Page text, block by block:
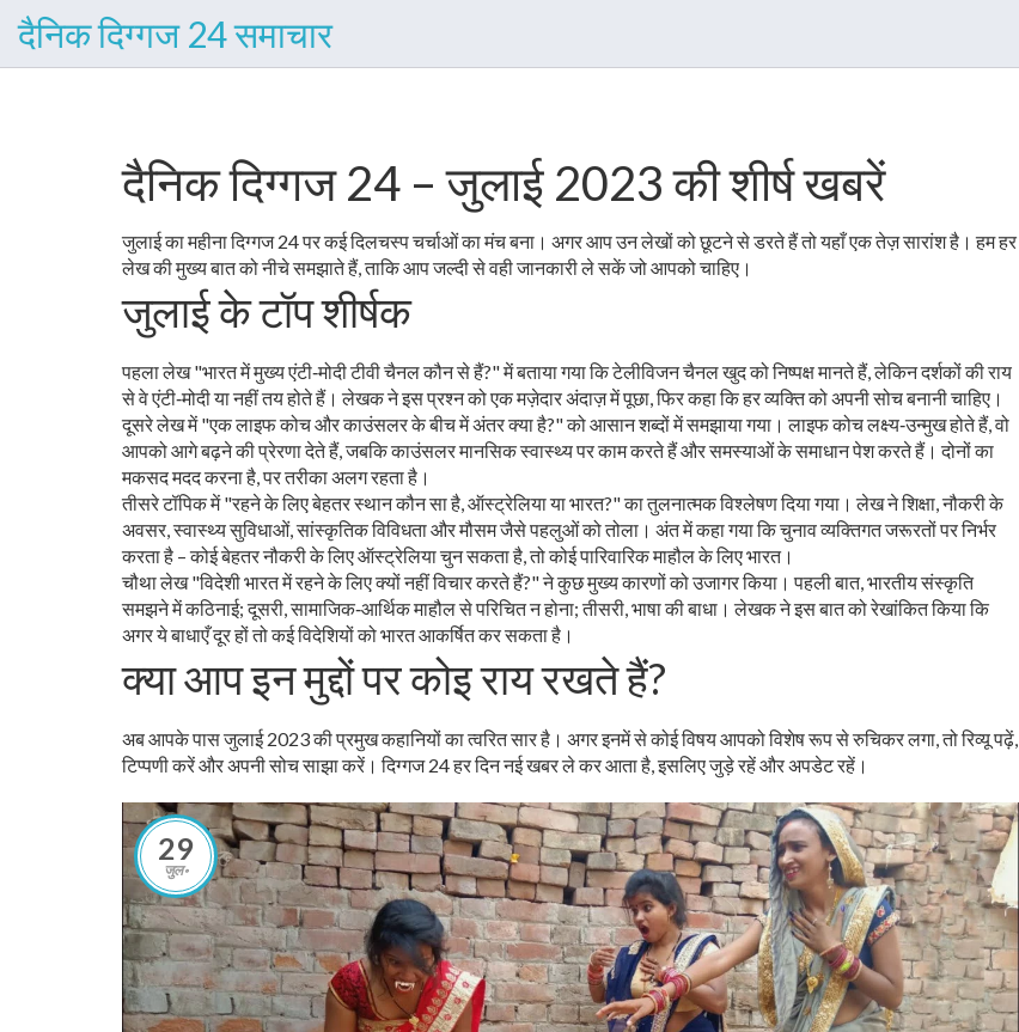
दैनिक दिग्गज 24 समाचार
दैनिक दिग्गज 24 – जुलाई 2023 की शीर्ष खबरें
जुलाई का महीना दिग्गज 24 पर कई दिलचस्प चर्चाओं का मंच बना। अगर आप उन लेखों को छूटने से डरते हैं तो यहाँ एक तेज़ सारांश है। हम हर
लेख की मुख्य बात को नीचे समझाते हैं, ताकि आप जल्दी से वही जानकारी ले सकें जो आपको चाहिए।
जुलाई के टॉप शीर्षक
पहला लेख "भारत में मुख्य एंटी‑मोदी टीवी चैनल कौन से हैं?" में बताया गया कि टेलीविजन चैनल खुद को निष्पक्ष मानते हैं, लेकिन दर्शकों की राय
से वे एंटी‑मोदी या नहीं तय होते हैं। लेखक ने इस प्रश्न को एक मज़ेदार अंदाज़ में पूछा, फिर कहा कि हर व्यक्ति को अपनी सोच बनानी चाहिए।
दूसरे लेख में "एक लाइफ कोच और काउंसलर के बीच में अंतर क्या है?" को आसान शब्दों में समझाया गया। लाइफ कोच लक्ष्य‑उन्मुख होते हैं, वो
आपको आगे बढ़ने की प्रेरणा देते हैं, जबकि काउंसलर मानसिक स्वास्थ्य पर काम करते हैं और समस्याओं के समाधान पेश करते हैं। दोनों का
मकसद मदद करना है, पर तरीका अलग रहता है।
तीसरे टॉपिक में "रहने के लिए बेहतर स्थान कौन सा है, ऑस्ट्रेलिया या भारत?" का तुलनात्मक विश्लेषण दिया गया। लेख ने शिक्षा, नौकरी के
अवसर, स्वास्थ्य सुविधाओं, सांस्कृतिक विविधता और मौसम जैसे पहलुओं को तोला। अंत में कहा गया कि चुनाव व्यक्तिगत जरूरतों पर निर्भर
करता है – कोई बेहतर नौकरी के लिए ऑस्ट्रेलिया चुन सकता है, तो कोई पारिवारिक माहौल के लिए भारत।
चौथा लेख "विदेशी भारत में रहने के लिए क्यों नहीं विचार करते हैं?" ने कुछ मुख्य कारणों को उजागर किया। पहली बात, भारतीय संस्कृति
समझने में कठिनाई; दूसरी, सामाजिक‑आर्थिक माहौल से परिचित न होना; तीसरी, भाषा की बाधा। लेखक ने इस बात को रेखांकित किया कि
अगर ये बाधाएँ दूर हों तो कई विदेशियों को भारत आकर्षित कर सकता है।
क्या आप इन मुद्दों पर कोइ राय रखते हैं?
अब आपके पास जुलाई 2023 की प्रमुख कहानियों का त्वरित सार है। अगर इनमें से कोई विषय आपको विशेष रूप से रुचिकर लगा, तो रिव्यू पढ़ें,
टिप्पणी करें और अपनी सोच साझा करें। दिग्गज 24 हर दिन नई खबर ले कर आता है, इसलिए जुड़े रहें और अपडेट रहें।
29
जुल॰